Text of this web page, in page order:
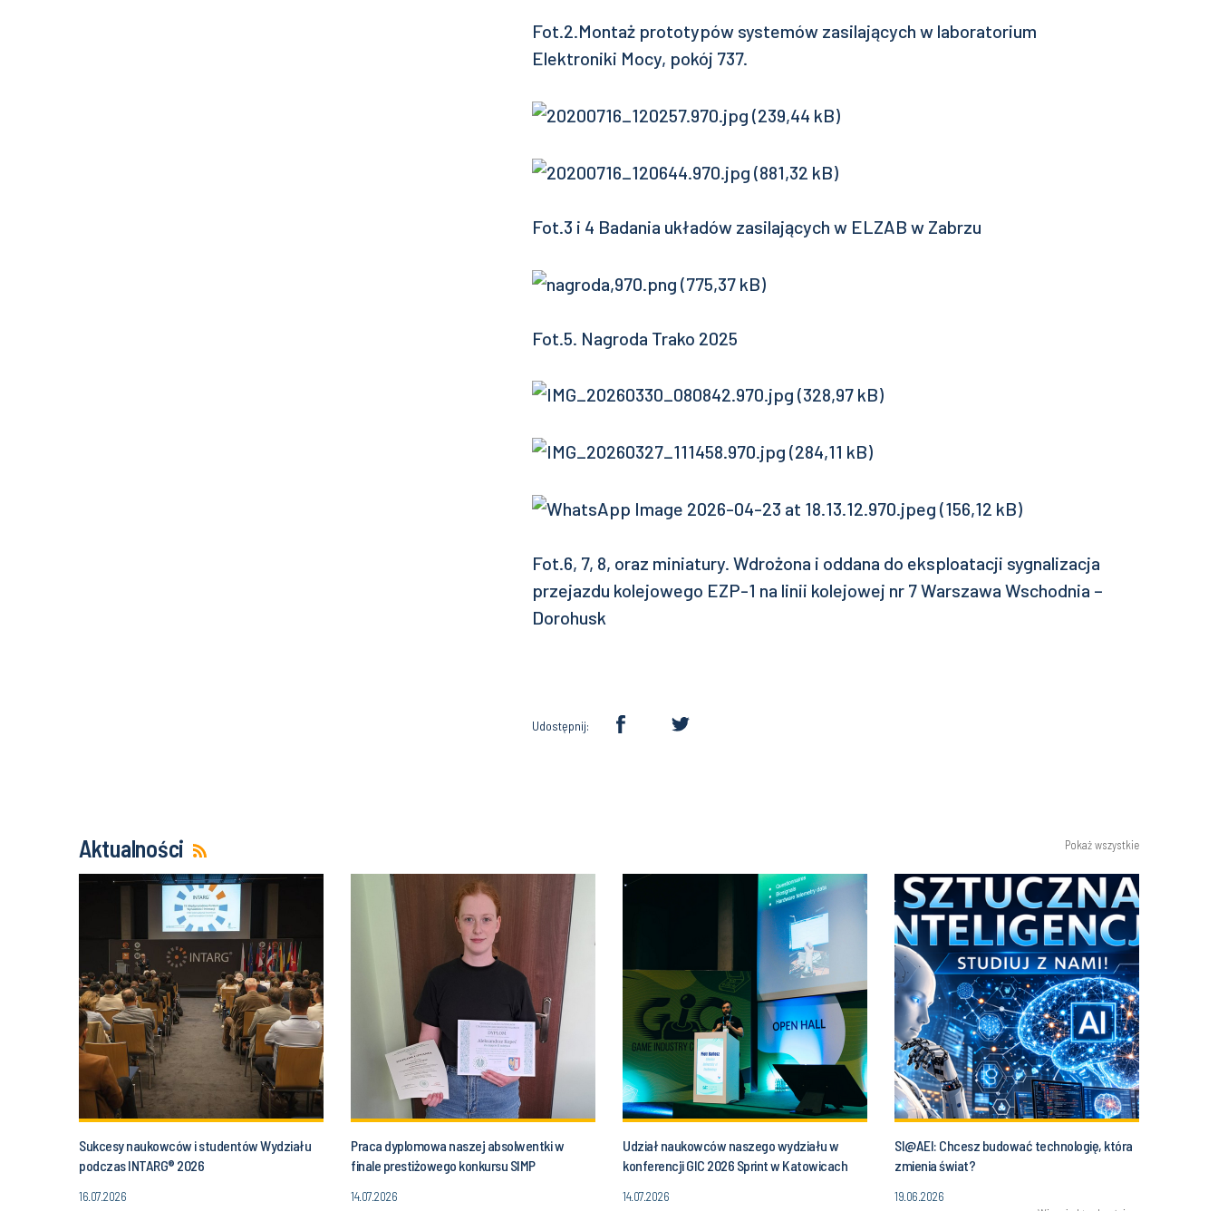
Fot.2.Montaż prototypów systemów zasilających w laboratorium
Elektroniki Mocy, pokój 737.
Fot.3 i 4 Badania układów zasilających w ELZAB w Zabrzu
Fot.5. Nagroda Trako 2025
Fot.6, 7, 8, oraz miniatury. Wdrożona i oddana do eksploatacji sygnalizacja
przejazdu kolejowego EZP-1 na linii kolejowej nr 7 Warszawa Wschodnia –
Dorohusk
Udostępnij:
Aktualności Pokaż wszystkie
Sukcesy naukowców i studentów Wydziału
podczas INTARG® 2026
16.07.2026
Praca dyplomowa naszej absolwentki w
finale prestiżowego konkursu SIMP
14.07.2026
Udział naukowców naszego wydziału w
konferencji GIC 2026 Sprint w Katowicach
14.07.2026
SI@AEI: Chcesz budować technologię, która
zmienia świat?
19.06.2026